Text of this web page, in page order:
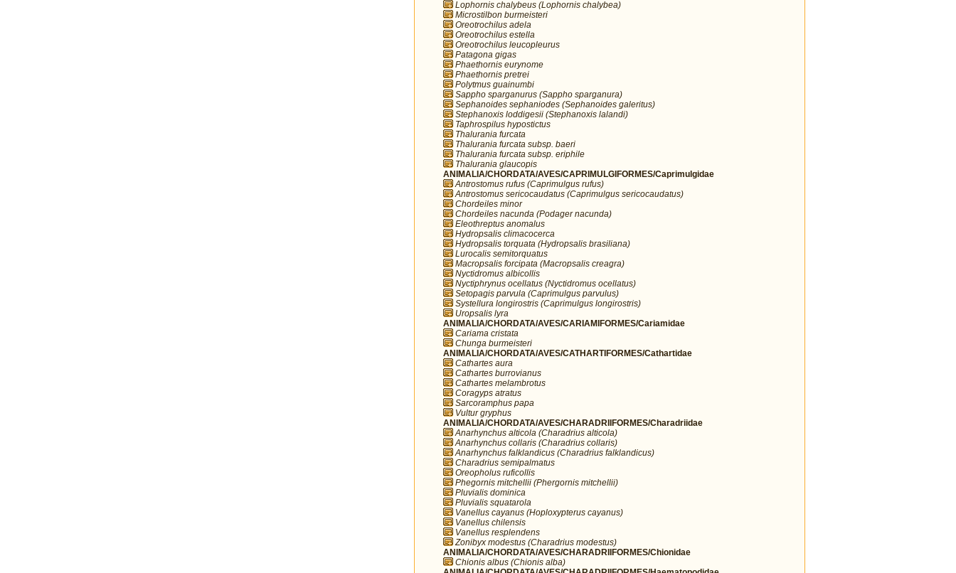
Lophornis chalybeus (Lophornis chalybea)
Microstilbon burmeisteri
Oreotrochilus adela
Oreotrochilus estella
Oreotrochilus leucopleurus
Patagona gigas
Phaethornis eurynome
Phaethornis pretrei
Polytmus guainumbi
Sappho sparganurus (Sappho sparganura)
Sephanoides sephaniodes (Sephanoides galeritus)
Stephanoxis loddigesii (Stephanoxis lalandi)
Taphrospilus hypostictus
Thalurania furcata
Thalurania furcata subsp. baeri
Thalurania furcata subsp. eriphile
Thalurania glaucopis
ANIMALIA/CHORDATA/AVES/CAPRIMULGIFORMES/Caprimulgidae
Antrostomus rufus (Caprimulgus rufus)
Antrostomus sericocaudatus (Caprimulgus sericocaudatus)
Chordeiles minor
Chordeiles nacunda (Podager nacunda)
Eleothreptus anomalus
Hydropsalis climacocerca
Hydropsalis torquata (Hydropsalis brasiliana)
Lurocalis semitorquatus
Macropsalis forcipata (Macropsalis creagra)
Nyctidromus albicollis
Nyctiphrynus ocellatus (Nyctidromus ocellatus)
Setopagis parvula (Caprimulgus parvulus)
Systellura longirostris (Caprimulgus longirostris)
Uropsalis lyra
ANIMALIA/CHORDATA/AVES/CARIAMIFORMES/Cariamidae
Cariama cristata
Chunga burmeisteri
ANIMALIA/CHORDATA/AVES/CATHARTIFORMES/Cathartidae
Cathartes aura
Cathartes burrovianus
Cathartes melambrotus
Coragyps atratus
Sarcoramphus papa
Vultur gryphus
ANIMALIA/CHORDATA/AVES/CHARADRIIFORMES/Charadriidae
Anarhynchus alticola (Charadrius alticola)
Anarhynchus collaris (Charadrius collaris)
Anarhynchus falklandicus (Charadrius falklandicus)
Charadrius semipalmatus
Oreopholus ruficollis
Phegornis mitchellii (Phergornis mitchellii)
Pluvialis dominica
Pluvialis squatarola
Vanellus cayanus (Hoploxypterus cayanus)
Vanellus chilensis
Vanellus resplendens
Zonibyx modestus (Charadrius modestus)
ANIMALIA/CHORDATA/AVES/CHARADRIIFORMES/Chionidae
Chionis albus (Chionis alba)